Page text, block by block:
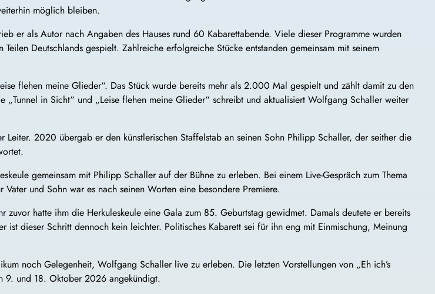
möglich bleiben.
er als Autor nach Angaben des Hauses rund 60 Kabarettabende. Viele dieser Programme wurden
Deutschlands gespielt. Zahlreiche erfolgreiche Stücke entstanden gemeinsam mit seinem
flehen meine Glieder“. Das Stück wurde bereits mehr als 2.000 Mal gespielt und zählt damit zu den
in Sicht“ und „Leise flehen meine Glieder“ schreibt und aktualisiert Wolfgang Schaller weiter
Leiter. 2020 übergab er den künstlerischen Staffelstab an seinen Sohn Philipp Schaller, der seither die
gemeinsam mit Philipp Schaller auf der Bühne zu erleben. Bei einem Live-Gespräch zum Thema
und Sohn war es nach seinen Worten eine besondere Premiere.
hatte ihm die Herkuleskeule eine Gala zum 85. Geburtstag gewidmet. Damals deutete er bereits
ist dieser Schritt dennoch kein leichter. Politisches Kabarett sei für ihn eng mit Einmischung, Meinung
noch Gelegenheit, Wolfgang Schaller live zu erleben. Die letzten Vorstellungen von „Eh ich’s
9. und 18. Oktober 2026 angekündigt.